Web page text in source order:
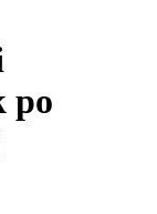
po